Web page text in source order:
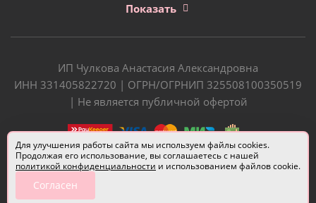
Показать
ИП Чулкова Анастасия Александровна
ИНН 331405822720 | ОГРН/ОГРНИП 325508100350519
| Не является публичной офертой
Разработчик сайта —
Для улучшения работы сайта мы используем файлы cookies.
Продолжая его использование, вы соглашаетесь с нашей
политикой конфиденциальности и использованием файлов cookie.
Согласен